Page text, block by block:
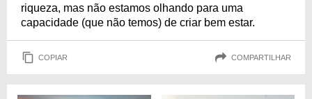
riqueza, mas não estamos olhando para uma
capacidade (que não temos) de criar bem estar.
COPIAR COMPARTILHAR